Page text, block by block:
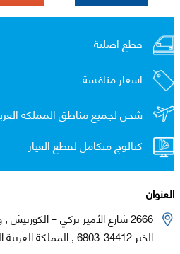
قطع اصلية
اسعار منافسة
شحن لجميع مناطق المملكة
كتالوج متكامل لقطع الغيار
العنوان
2666 شارع الأمير تركي – الكورنيش , وحدة رقم 102
الخبر 34412-6803 , المملكة العربية السعودية